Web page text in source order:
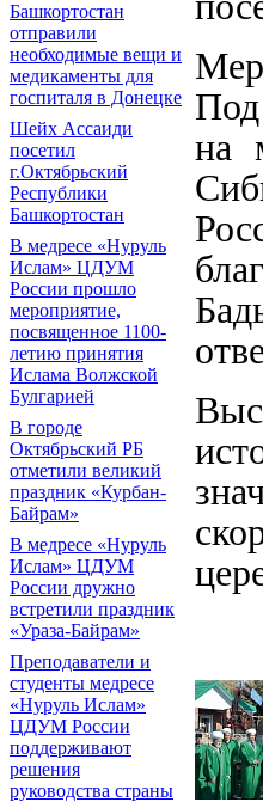
Башкортостан
отправили
необходимые вещи и
медикаменты для
госпиталя в Донецке
Шейх Ассаиди
посетил
г.Октябрьский
Республики
Башкортостан
В медресе «Нуруль
Ислам» ЦДУМ
России прошло
мероприятие,
посвященное 1100-
летию принятия
Ислама Волжской
Булгарией
В городе
Октябрьский РБ
отметили великий
праздник «Курбан-
Байрам»
В медресе «Нуруль
Ислам» ЦДУМ
России дружно
встретили праздник
«Ураза-Байрам»
Преподаватели и
студенты медресе
«Нуруль Ислам»
ЦДУМ России
поддерживают
решения
руководства страны
на